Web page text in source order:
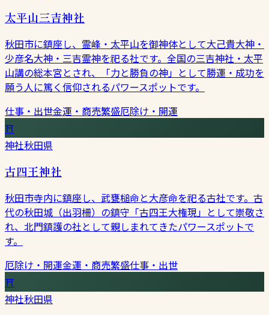
太平山三吉神社
秋田市に鎮座し、霊峰・太平山を御神体として大己貴大神・
少彦名大神・三吉霊神を祀る社です。全国の三吉神社・太平
山講の総本宮とされ、「力と勝負の神」として勝運・成功を
願う人に篤く信仰されるパワースポットです。
仕事・出世金運・商売繁盛厄除け・開運
⛩
神社秋田県
古四王神社
秋田市寺内に鎮座し、武甕槌命と大彦命を祀る古社です。古
代の秋田城（出羽柵）の鎮守「古四王大権現」として崇敬さ
れ、北門鎮護の社として親しまれてきたパワースポットで
す。
厄除け・開運金運・商売繁盛仕事・出世
⛩
神社秋田県